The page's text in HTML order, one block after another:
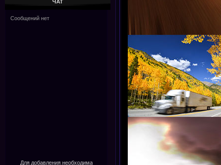
ЧАТ
Для добавления необходима